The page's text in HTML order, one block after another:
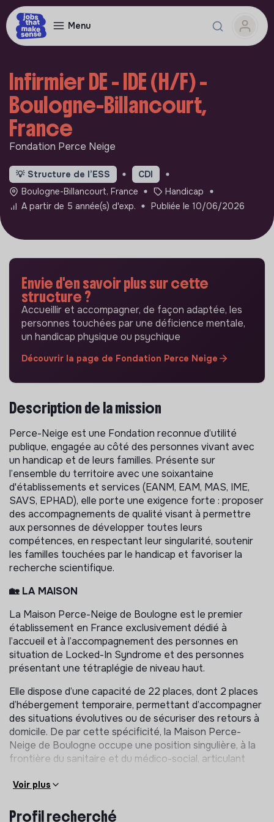
Menu
Infirmier DE - IDE (H/F) -
Boulogne-Billancourt,
France
Fondation Perce Neige
💡 Structure de l’ESS
CDI
Boulogne-Billancourt, France
Handicap
A partir de 5 année(s) d'exp.
Publiée le 10/06/2026
Envie d'en savoir plus sur cette
structure ?
Accueillir et accompagner, de façon adaptée, les
personnes touchées par une déficience mentale,
un handicap physique ou psychique
Découvrir la page de Fondation Perce Neige
Description de la mission
Perce-Neige est une Fondation reconnue d’utilité
publique, engagée au côté des personnes vivant avec
un handicap et de leurs familles. Présente sur
l’ensemble du territoire avec une soixantaine
d'établissements et services (EANM, EAM, MAS, IME,
SAVS, EPHAD), elle porte une exigence forte : proposer
des accompagnements de qualité visant à permettre
aux personnes de développer toutes leurs
compétences, en respectant leur singularité, soutenir
les familles touchées par le handicap et favoriser la
recherche scientifique.
🏡 LA MAISON
La Maison Perce-Neige de Boulogne est le premier
établissement en France exclusivement dédié à
l’accueil et à l’accompagnement des personnes en
situation de Locked-In Syndrome et des personnes
présentant une tétraplégie de niveau haut.
Elle dispose d’une capacité de 22 places, dont 2 places
d’hébergement temporaire, permettant d’accompagner
des situations évolutives ou de sécuriser des retours à
domicile. De par cette spécificité, la Maison Perce-
Neige de Boulogne occupe une position singulière, à la
frontière du sanitaire et du médico-social, articulant
accompagnement médico-social. Cette position est
réunissant des professionnels médicaux, de
Voir plus
Profil recherché